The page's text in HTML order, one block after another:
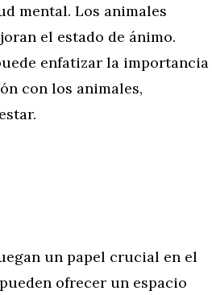
mental. Los animales
el estado de ánimo.
enfatizar la importancia
con los animales,
un papel crucial en el
ofrecer un espacio